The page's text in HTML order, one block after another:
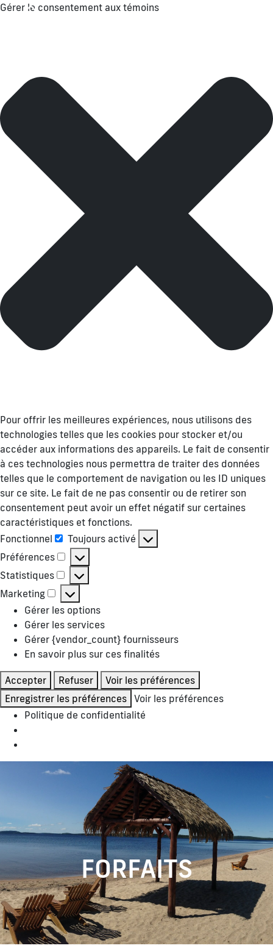
Gérer le consentement aux témoins
Pour offrir les meilleures expériences, nous utilisons des
technologies telles que les cookies pour stocker et/ou
accéder aux informations des appareils. Le fait de consentir
à ces technologies nous permettra de traiter des données
telles que le comportement de navigation ou les ID uniques
sur ce site. Le fait de ne pas consentir ou de retirer son
consentement peut avoir un effet négatif sur certaines
caractéristiques et fonctions.
Fonctionnel
Fonctionnel
Toujours activé
Préférences
Préférences
Statistiques
Statistiques
Marketing
Marketing
Gérer les options
Gérer les services
Gérer {vendor_count} fournisseurs
En savoir plus sur ces finalités
Accepter Refuser
Voir les préférences
Enregistrer les préférences Voir les préférences
Politique de confidentialité
FORFAITS